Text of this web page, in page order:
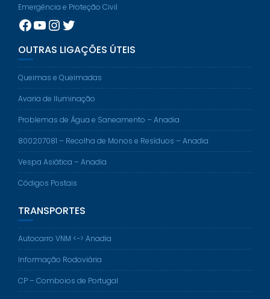
Emergência e Proteção Civil
Facebook
YouTube
Instagram
Twitter
OUTRAS LIGAÇÕES ÚTEIS
Queimas e Queimadas
Avaria de Iluminação
Problemas de Água e Saneamento – Anadia
800207081 – Recolha de Monos e Resíduos – Anadia
Vespa Asiática – Anadia
Códigos Postais
TRANSPORTES
Autocarro VNM <-> Anadia
Informação Rodoviária
CP – Comboios de Portugal